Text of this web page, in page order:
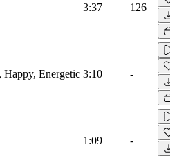
3:37 126
Energetic 3:10 -
1:09 -